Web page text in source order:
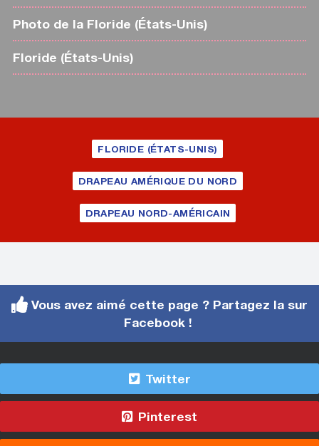
Photo de la Floride (États-Unis)
Floride (États-Unis)
FLORIDE (ÉTATS-UNIS)
DRAPEAU AMÉRIQUE DU NORD
DRAPEAU NORD-AMÉRICAIN
Vous avez aimé cette page ? Partagez la sur
Facebook !
Twitter
Pinterest